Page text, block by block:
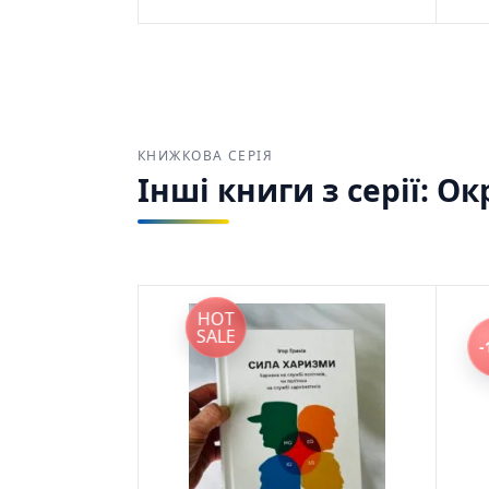
КНИЖКОВА СЕРІЯ
Інші книги з серії:
HOT
SALE -